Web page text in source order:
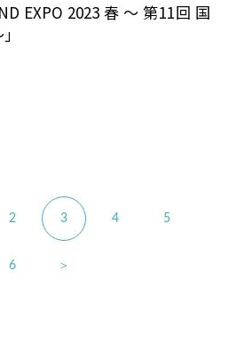
EXPO 2023 春 ～ 第11回 国
2 3 4 5
6 ＞